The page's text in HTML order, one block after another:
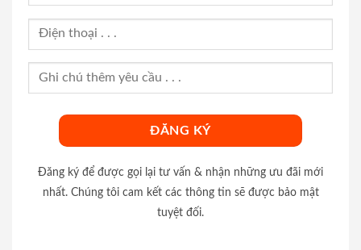
Đăng ký để được gọi lại tư vấn & nhận những ưu đãi mới
nhất. Chúng tôi cam kết các thông tin sẽ được bảo mật
tuyệt đối.